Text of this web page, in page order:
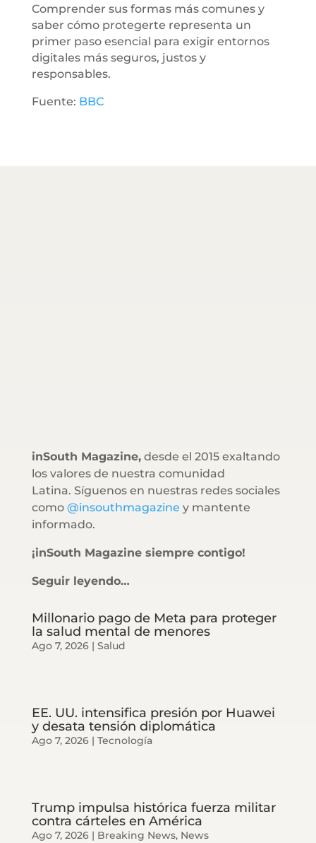
Comprender sus formas más comunes y
saber cómo protegerte representa un
primer paso esencial para exigir entornos
digitales más seguros, justos y
responsables.
Fuente: BBC
inSouth Magazine,desde el 2015 exaltando
los valores de nuestra comunidad
Latina. Síguenos en nuestras redes sociales
como @insouthmagazine y mantente
informado.
¡inSouth Magazine siempre contigo!
Seguir leyendo…
Millonario pago de Meta para proteger
la salud mental de menores
Ago 7, 2026| Salud
EE. UU. intensifica presión por Huawei
y desata tensión diplomática
Ago 7, 2026| Tecnología
Trump impulsa histórica fuerza militar
contra cárteles en América
Ago 7, 2026| Breaking News, News